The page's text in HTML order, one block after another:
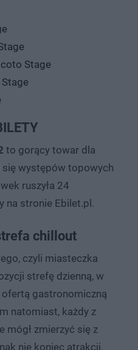
Stage
to gorący towar dla
występów topowych
ruszyła 24
na stronie Ebilet.pl.
chillout
czyli miasteczka
strefę dzienną, w
gastronomiczną
natomiast, każdy z
mógł zmierzyć się z
nie koniec atrakcji,